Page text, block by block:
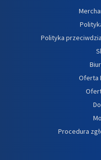
Polityka
Oferta
Procedura